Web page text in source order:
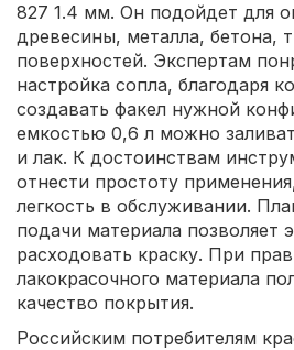
827 1.4 мм. Он подойдет для
древесины, металла, бетона,
поверхностей. Экспертам
настройка сопла, благодаря
создавать факел нужной
емкостью 0,6 л можно
и лак. К достоинствам
отнести простоту
легкость в обслуживании.
подачи материала позволяет
расходовать краску. При
лакокрасочного материала
качество покрытия.
Российским потребителям